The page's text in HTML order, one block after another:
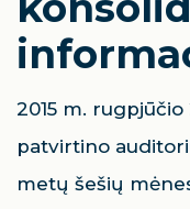
2015 m. rugpjūčio
patvirtino
metų šešių